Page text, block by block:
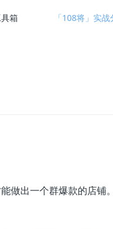
箱 「108将」实战
做出一个群爆款的店铺